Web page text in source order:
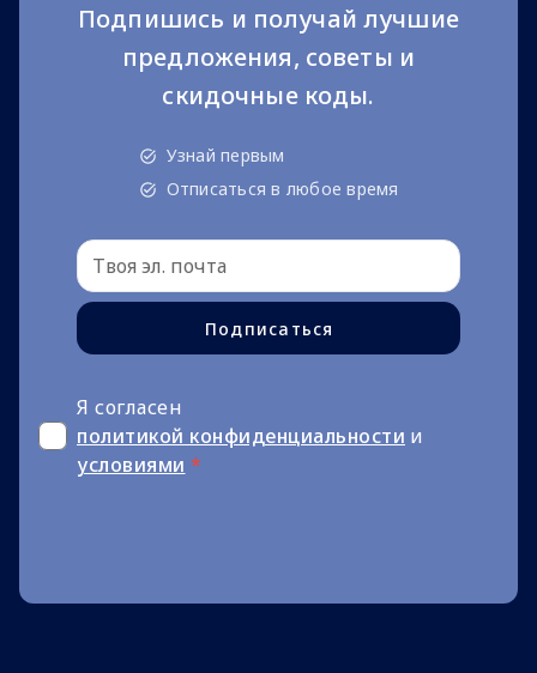
Подпишись и получай лучшие
предложения, советы и
скидочные коды.
Узнай первым
Отписаться в любое время
Подписаться
Я согласен
политикой конфиденциальности и
условиями *